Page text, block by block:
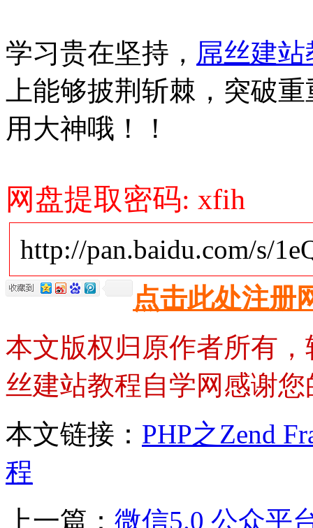
学习贵在坚持， 屌丝建
上能够披荆斩棘，突破
用大神哦！！
网盘提取密码: xfih
http://pan.baidu.com/s/
点击此处注册
本文版权归原作者所有
丝建站教程自学网感谢
本文链接： PHP之Zend
程
上一篇： 微信5.0 公众平